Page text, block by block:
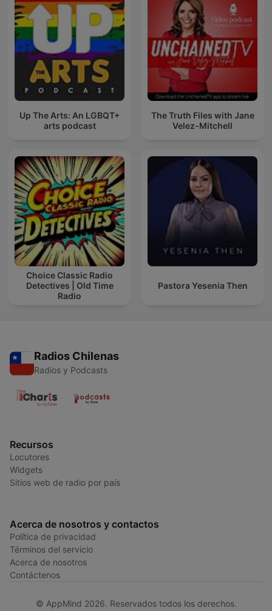
Up The Arts: An LGBQT+
arts podcast
The Truth Files with Jane
Velez-Mitchell
Choice Classic Radio
Detectives | Old Time
Radio
Pastora Yesenia Then
Radios Chilenas
Radios y Podcasts
Recursos
Locutores
Widgets
Sitios web de radio por país
Acerca de nosotros y contactos
Política de privacidad
Términos del servicio
Acerca de nosotros
Contáctenos
© AppMind 2026. Reservados todos los derechos.